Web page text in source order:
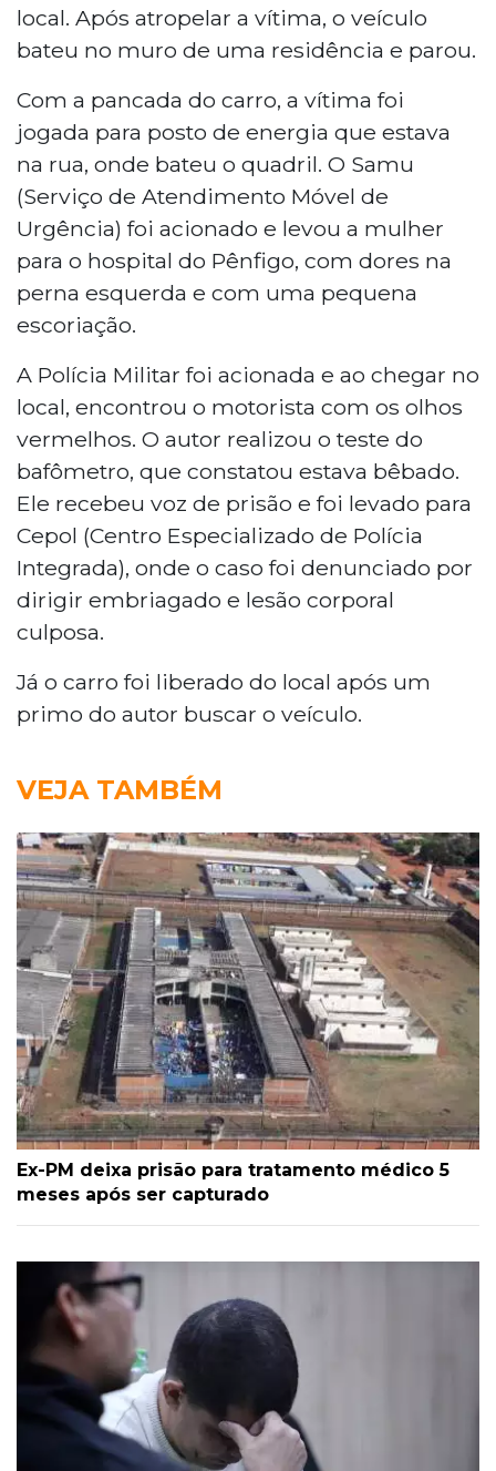
local. Após atropelar a vítima, o veículo
bateu no muro de uma residência e parou.
Com a pancada do carro, a vítima foi
jogada para posto de energia que estava
na rua, onde bateu o quadril. O Samu
(Serviço de Atendimento Móvel de
Urgência) foi acionado e levou a mulher
para o hospital do Pênfigo, com dores na
perna esquerda e com uma pequena
escoriação.
A Polícia Militar foi acionada e ao chegar no
local, encontrou o motorista com os olhos
vermelhos. O autor realizou o teste do
bafômetro, que constatou estava bêbado.
Ele recebeu voz de prisão e foi levado para
Cepol (Centro Especializado de Polícia
Integrada), onde o caso foi denunciado por
dirigir embriagado e lesão corporal
culposa.
Já o carro foi liberado do local após um
primo do autor buscar o veículo.
VEJA TAMBÉM
Ex-PM deixa prisão para tratamento médico 5
meses após ser capturado